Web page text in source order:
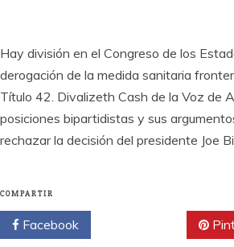
Hay división en el Congreso de los
derogación de la medida sanitaria
Título 42. Divalizeth Cash de la Voz de
posiciones bipartidistas y sus
rechazar la decisión del presidente Joe
COMPARTIR
Facebook